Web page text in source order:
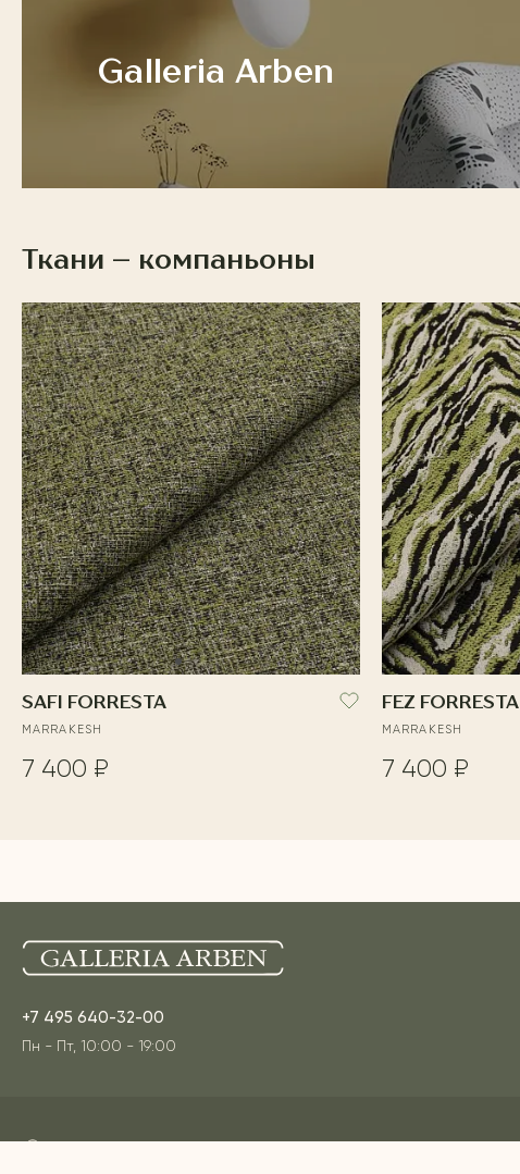
Galleria Arben
Ткани – компаньоны
SAFI FORRESTA
MARRAKESH
7 400 ₽
FEZ FORRESTA
MARRAKESH
7 400 ₽
+7 495 640-32-00
Пн - Пт, 10:00 - 19:00